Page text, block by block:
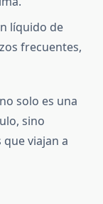
líquido de
frecuentes,
solo es una
sino
viajan a